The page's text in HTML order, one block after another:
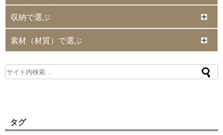
収納で選ぶ
素材（材質）で選ぶ
タグ